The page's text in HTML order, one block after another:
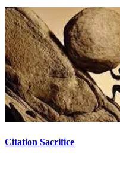
Citation Sacrifice